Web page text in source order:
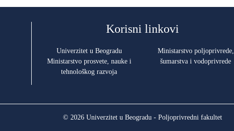
Korisni linkovi
Univerzitet u Beogradu
Ministarstvo prosvete, nauke i
tehnološkog razvoja
Ministarstvo poljoprivrede,
šumarstva i vodoprivrede
© 2026 Univerzitet u Beogradu - Poljoprivredni fakultet